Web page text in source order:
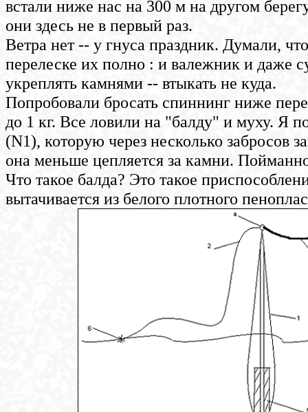
встали ниже нас на 300 м на другом
они здесь не в первый раз.
Ветра нет -- у гнуса праздник. Думали,
перелеске их полно : и валежник и даже
укреплять камнями -- втыкать не куда.
Попробовали бросать спиннинг ниже
до 1 кг. Все ловили на "балду" и муху. Я
(N1), которую через несколько забросов
она меньше цепляется за камни.
Что такое балда? Это такое
вытачивается из белого плотного